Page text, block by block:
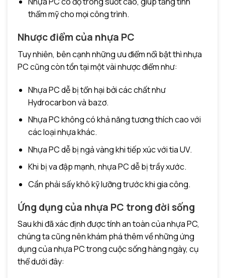
thẩm mỹ cho mọi công trình.
Nhược điểm của nhựa PC
Tuy nhiên, bên cạnh những ưu điểm nổi bật thì nhựa
PC cũng còn tồn tại một vài nhược điểm như:
Nhựa PC dễ bị tổn hại bởi các chất như
Hydrocarbon và bazơ.
Nhựa PC không có khả năng tương thích cao với
các loại nhựa khác.
Nhựa PC dễ bị ngả vàng khi tiếp xúc với tia UV.
Khi bị va đập mạnh, nhựa PC dễ bị trầy xước.
Cần phải sấy khô kỹ lưỡng trước khi gia công.
Ứng dụng của nhựa PC trong đời sống
Sau khi đã xác định được tính an toàn của nhựa PC,
chúng ta cũng nên khám phá thêm về những ứng
dụng của nhựa PC trong cuộc sống hàng ngày, cụ
thể dưới đây: